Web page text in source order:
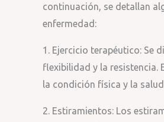
continuación, se detallan
enfermedad:
1. Ejercicio terapéutico: Se
flexibilidad y la resistencia.
la condición física y la
2. Estiramientos: Los